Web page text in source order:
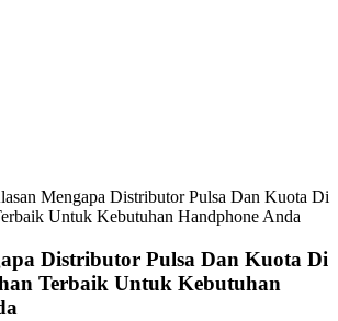
Mengapa Distributor Pulsa Dan Kuota Di
Untuk Kebutuhan Handphone Anda
Distributor Pulsa Dan Kuota Di
Terbaik Untuk Kebutuhan